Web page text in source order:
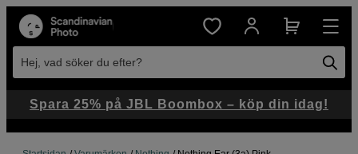
Hej, vad söker du efter?
Spara 25% på JBL Boombox – köp din idag!